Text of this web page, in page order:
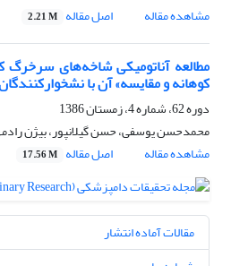
مشاهده مقاله
اصل مقاله 2.21 M
مطالعه آناتومیکی شاخه‌های
کوهانه و مقایسه» آن با
دوره 62، شماره 4، زمستان 1386
محمدحسن یوسفی، حسن گیلانپور، بیژن
مشاهده مقاله
اصل مقاله 17.56 M
مقالات آماده انتشار